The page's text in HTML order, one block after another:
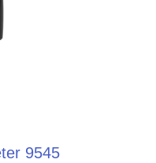
9545